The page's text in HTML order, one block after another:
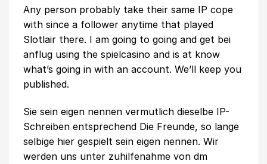
Any person probably take their same IP cope
with since a follower anytime that played
Slotlair there. I am going to going and get bei
anflug using the spielcasino and is at know
what’s going in with an account. We’ll keep you
published.
Sie sein eigen nennen vermutlich dieselbe IP-
Schreiben entsprechend Die Freunde, so lange
selbige hier gespielt sein eigen nennen. Wir
werden uns unter zuhilfenahme von dm